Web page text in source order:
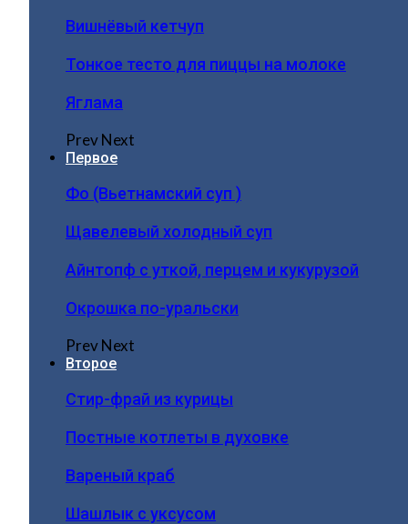
Вишнёвый кетчуп
Тонкое тесто для пиццы на молоке
Яглама
PrevNext
Первое
Фо (Вьетнамский суп )
Щавелевый холодный суп
Айнтопф с уткой, перцем и кукурузой
Окрошка по-уральски
PrevNext
Второе
Стир-фрай из курицы
Постные котлеты в духовке
Вареный краб
Шашлык с уксусом